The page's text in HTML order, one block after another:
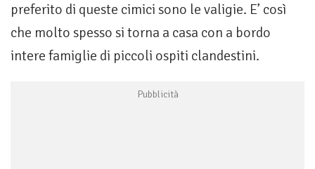
preferito di queste cimici sono le valigie. E’ così
che molto spesso si torna a casa con a bordo
intere famiglie di piccoli ospiti clandestini.